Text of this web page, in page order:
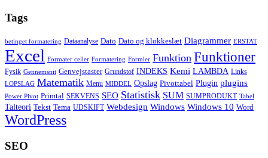
Tags
betinget formatering Dataanalyse Dato Dato og klokkeslæt Diagrammer ERSTAT
Excel Formater celler Formatering Formler Funktion Funktioner
Fysik Gennemsnit Genvejstaster Grundstof INDEKS Kemi LAMBDA Links
LOPSLAG Matematik Menu MIDDEL Opslag Pivottabel Plugin plugins
Power Pivot Primtal SEKVENS SEO Statistisk SUM SUMPRODUKT Tabel
Talteori Tekst Tema UDSKIFT Webdesign Windows Windows 10 Word
WordPress
SEO